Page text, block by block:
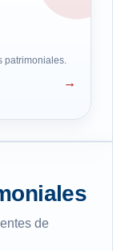
patrimoniales.
de